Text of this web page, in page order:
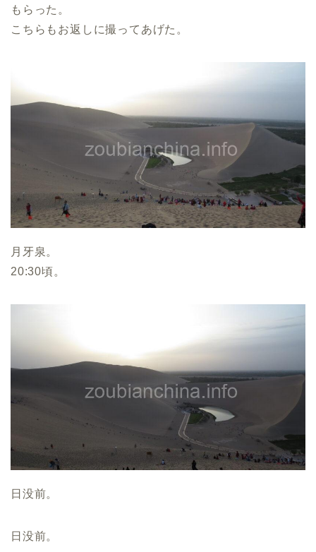
もらった。
こちらもお返しに撮ってあげた。
月牙泉。
20:30頃。
日没前。
日没前。